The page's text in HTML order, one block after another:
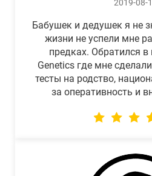
2019-08-
Бабушек и дедушек я не
жизни не успели мне
предках. Обратился
Genetics где мне
тесты на родство,
за оперативность и